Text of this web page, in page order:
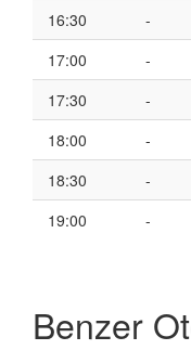
16:30
-
17:00
-
17:30
-
18:00
-
18:30
-
19:00
-
Benzer